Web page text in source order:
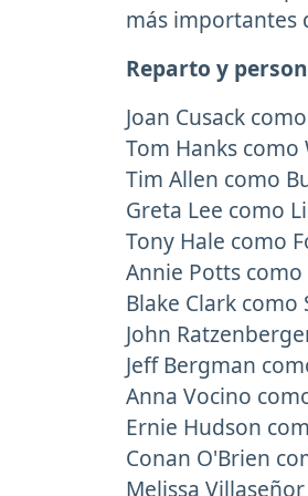
más importantes
Reparto y
Joan Cusack
Tom Hanks como
Tim Allen como
Greta Lee como
Tony Hale como
Annie Potts como
Blake Clark como
John
Jeff Bergman
Anna Vocino
Ernie Hudson
Conan O'Brien
Melissa